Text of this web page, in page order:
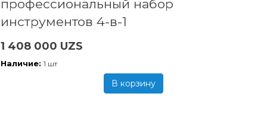
профессиональный набор
инструментов 4-в-1
1 408 000 UZS
Наличие: 1 шт
В корзину